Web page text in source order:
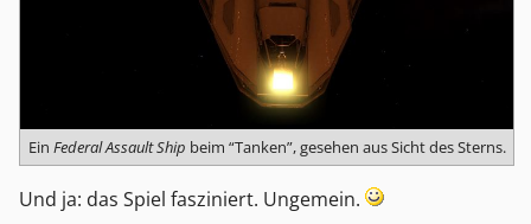
Ein Federal Assault Ship beim “Tanken”, gesehen aus Sicht des Sterns.
Und ja: das Spiel fasziniert. Ungemein.